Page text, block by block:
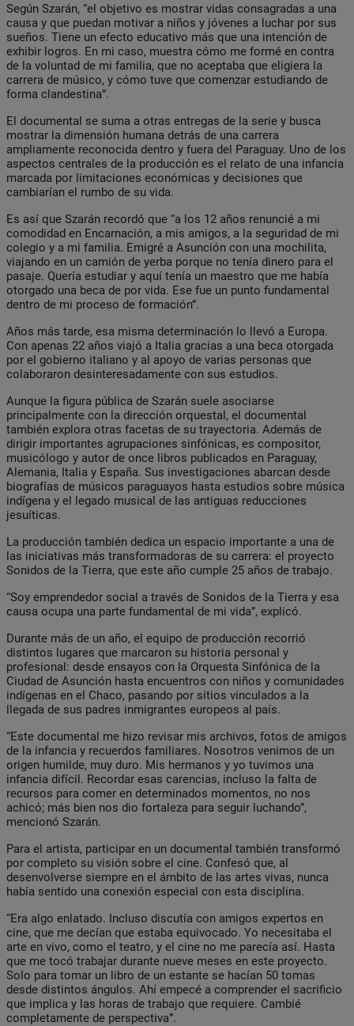
Según Szarán, “el objetivo es mostrar vidas consagradas a una
causa y que puedan motivar a niños y jóvenes a luchar por sus
sueños. Tiene un efecto educativo más que una intención de
exhibir logros. En mi caso, muestra cómo me formé en contra
de la voluntad de mi familia, que no aceptaba que eligiera la
carrera de músico, y cómo tuve que comenzar estudiando de
forma clandestina”.
El documental se suma a otras entregas de la serie y busca
mostrar la dimensión humana detrás de una carrera
ampliamente reconocida dentro y fuera del Paraguay. Uno de los
aspectos centrales de la producción es el relato de una infancia
marcada por limitaciones económicas y decisiones que
cambiarían el rumbo de su vida.
Es así que Szarán recordó que “a los 12 años renuncié a mi
comodidad en Encarnación, a mis amigos, a la seguridad de mi
colegio y a mi familia. Emigré a Asunción con una mochilita,
viajando en un camión de yerba porque no tenía dinero para el
pasaje. Quería estudiar y aquí tenía un maestro que me había
otorgado una beca de por vida. Ese fue un punto fundamental
dentro de mi proceso de formación”.
Años más tarde, esa misma determinación lo llevó a Europa.
Con apenas 22 años viajó a Italia gracias a una beca otorgada
por el gobierno italiano y al apoyo de varias personas que
colaboraron desinteresadamente con sus estudios.
Aunque la figura pública de Szarán suele asociarse
principalmente con la dirección orquestal, el documental
también explora otras facetas de su trayectoria. Además de
dirigir importantes agrupaciones sinfónicas, es compositor,
musicólogo y autor de once libros publicados en Paraguay,
Alemania, Italia y España. Sus investigaciones abarcan desde
biografías de músicos paraguayos hasta estudios sobre música
indígena y el legado musical de las antiguas reducciones
jesuíticas.
La producción también dedica un espacio importante a una de
las iniciativas más transformadoras de su carrera: el proyecto
Sonidos de la Tierra, que este año cumple 25 años de trabajo.
“Soy emprendedor social a través de Sonidos de la Tierra y esa
causa ocupa una parte fundamental de mi vida”, explicó.
Durante más de un año, el equipo de producción recorrió
distintos lugares que marcaron su historia personal y
profesional: desde ensayos con la Orquesta Sinfónica de la
Ciudad de Asunción hasta encuentros con niños y comunidades
indígenas en el Chaco, pasando por sitios vinculados a la
llegada de sus padres inmigrantes europeos al país.
“Este documental me hizo revisar mis archivos, fotos de amigos
de la infancia y recuerdos familiares. Nosotros venimos de un
origen humilde, muy duro. Mis hermanos y yo tuvimos una
infancia difícil. Recordar esas carencias, incluso la falta de
recursos para comer en determinados momentos, no nos
achicó; más bien nos dio fortaleza para seguir luchando”,
mencionó Szarán.
Para el artista, participar en un documental también transformó
por completo su visión sobre el cine. Confesó que, al
desenvolverse siempre en el ámbito de las artes vivas, nunca
había sentido una conexión especial con esta disciplina.
“Era algo enlatado. Incluso discutía con amigos expertos en
cine, que me decían que estaba equivocado. Yo necesitaba el
arte en vivo, como el teatro, y el cine no me parecía así. Hasta
que me tocó trabajar durante nueve meses en este proyecto.
Solo para tomar un libro de un estante se hacían 50 tomas
desde distintos ángulos. Ahí empecé a comprender el sacrificio
que implica y las horas de trabajo que requiere. Cambié
completamente de perspectiva”.